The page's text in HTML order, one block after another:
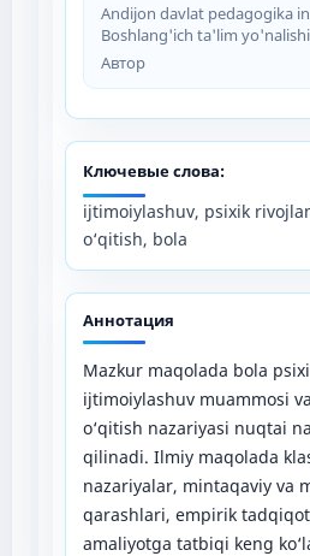
Andijon davlat pedagogika
Boshlang'ich ta'lim
Автор
Ключевые слова:
ijtimoiylashuv, psixik
o‘qitish, bola
Аннотация
Mazkur maqolada bola
ijtimoiylashuv muammosi
o‘qitish nazariyasi nuqtai
qilinadi. Ilmiy maqolada
nazariyalar, mintaqaviy va
qarashlari, empirik
amaliyotga tatbiqi keng